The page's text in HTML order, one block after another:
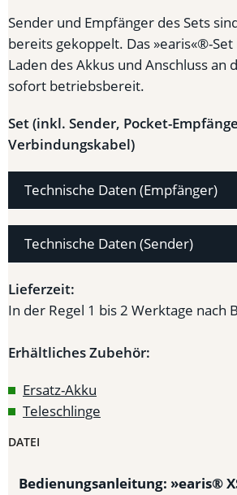
Sender und Empfänger des Sets
bereits gekoppelt. Das »earis«®-
Laden des Akkus und Anschluss an
sofort betriebsbereit.
Set (inkl. Sender, Pocket-
Verbindungskabel)
Technische Daten (Empfänger)
Technische Daten (Sender)
Lieferzeit:
In der Regel 1 bis 2 Werktage nach
Erhältliches Zubehör:
Ersatz-Akku
Teleschlinge
DATEI
Bedienungsanleitung: »earis®